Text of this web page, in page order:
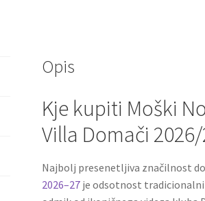
k
Opis
Kje kupiti Moški
Villa Domači
Najbolj presenetljiva značilnost
2026–27 je odsotnost